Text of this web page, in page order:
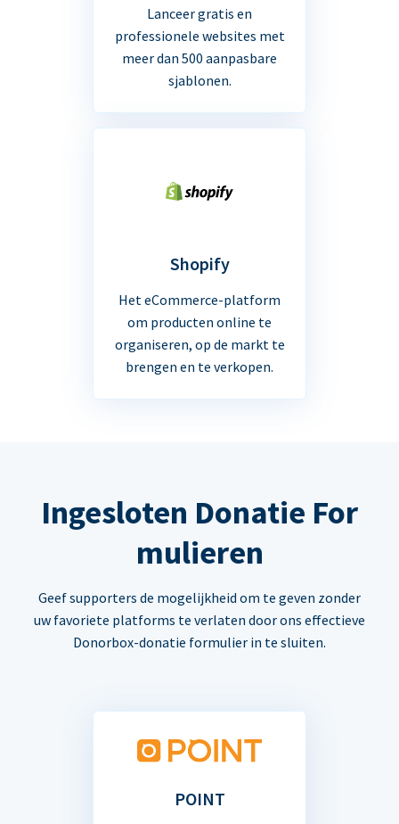
Lanceer gratis en
professionele websites met
meer dan 500 aanpasbare
sjablonen.
Shopify
Het eCommerce-platform
om producten online te
organiseren, op de markt te
brengen en te verkopen.
Ingesloten Donatie For
mulieren
Geef supporters de mogelijkheid om te geven zonder
uw favoriete platforms te verlaten door ons effectieve
Donorbox-donatie formulier in te sluiten.
POINT